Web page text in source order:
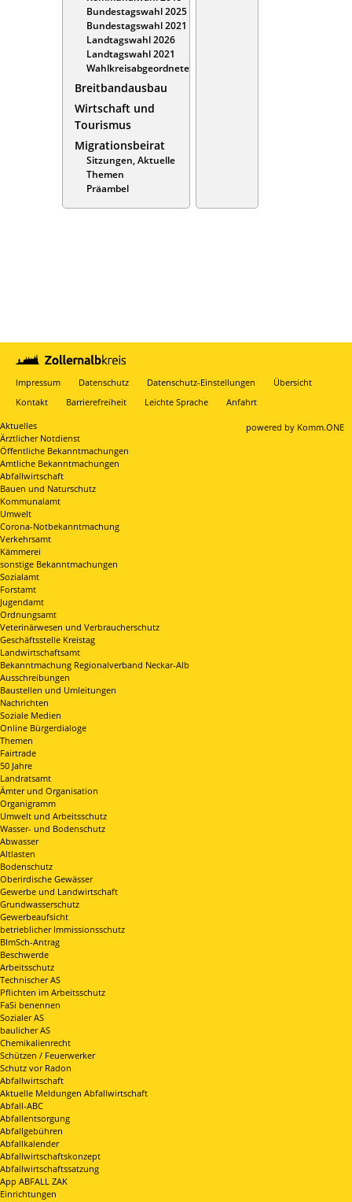
Bundestagswahl 2025
Bundestagswahl 2021
Landtagswahl 2026
Landtagswahl 2021
Wahlkreisabgeordnete
Breitbandausbau
Wirtschaft und
Tourismus
Migrationsbeirat
Sitzungen, Aktuelle
Themen
Präambel
Impressum Datenschutz Datenschutz-Einstellungen
Übersicht
Kontakt
Barrierefreiheit Leichte Sprache Anfahrt
powered by Komm.ONE
Aktuelles
Ärztlicher Notdienst
Öffentliche Bekanntmachungen
Amtliche Bekanntmachungen
Abfallwirtschaft
Bauen und Naturschutz
Kommunalamt
Umwelt
Corona-Notbekanntmachung
Verkehrsamt
Kämmerei
sonstige Bekanntmachungen
Sozialamt
Forstamt
Jugendamt
Ordnungsamt
Veterinärwesen und Verbraucherschutz
Geschäftsstelle Kreistag
Landwirtschaftsamt
Bekanntmachung Regionalverband Neckar-Alb
Ausschreibungen
Baustellen und Umleitungen
Nachrichten
Soziale Medien
Online Bürgerdialoge
Themen
Fairtrade
50 Jahre
Landratsamt
Ämter und Organisation
Organigramm
Umwelt und Arbeitsschutz
Wasser- und Bodenschutz
Abwasser
Altlasten
Bodenschutz
Oberirdische Gewässer
Gewerbe und Landwirtschaft
Grundwasserschutz
Gewerbeaufsicht
betrieblicher Immissionsschutz
BImSch-Antrag
Beschwerde
Arbeitsschutz
Technischer AS
Pflichten im Arbeitsschutz
FaSi benennen
Sozialer AS
baulicher AS
Chemikalienrecht
Schützen / Feuerwerker
Schutz vor Radon
Abfallwirtschaft
Aktuelle Meldungen Abfallwirtschaft
Abfall-ABC
Abfallentsorgung
Abfallgebühren
Abfallkalender
Abfallwirtschaftskonzept
Abfallwirtschaftssatzung
App ABFALL ZAK
Einrichtungen